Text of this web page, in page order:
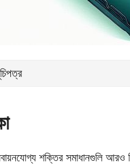
শক্তির সমাধানগুলি